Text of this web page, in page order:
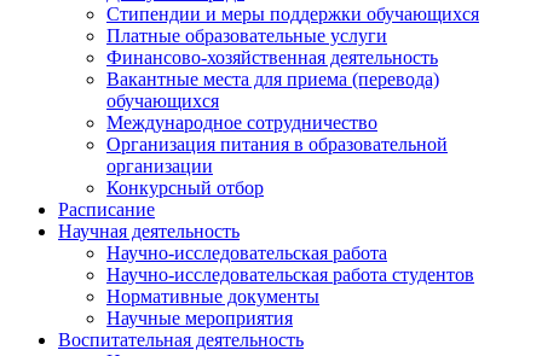
Стипендии и меры поддержки обучающихся
Платные образовательные услуги
Финансово-хозяйственная деятельность
Вакантные места для приема (перевода)
обучающихся
Международное сотрудничество
Организация питания в образовательной
организации
Конкурсный отбор
Расписание
Научная деятельность
Научно-исследовательская работа
Научно-исследовательская работа студентов
Нормативные документы
Научные мероприятия
Воспитательная деятельность